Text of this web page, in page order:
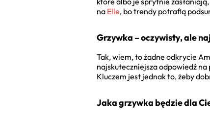
na Elle, bo trendy potrafią
Grzywka – oczywisty, ale
Tak, wiem, to żadne odkrycie
najskuteczniejsza odpowiedź
Kluczem jest jednak to, żeby
Jaka grzywka będzie dla